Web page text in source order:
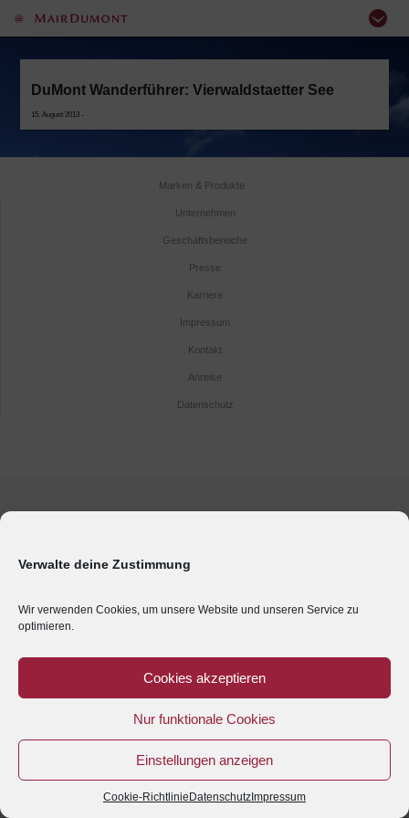
Verwalte deine Zustimmung
Wir verwenden Cookies, um unsere Website und unseren Service zu
optimieren.
Cookies akzeptieren
Nur funktionale Cookies
Einstellungen anzeigen
Cookie-Richtlinie Datenschutz Impressum
DuMont Wanderführer: Vierwaldstaetter See
15. August 2013 -
Marken & Produkte
Unternehmen
Geschäftsbereiche
Presse
Karriere
Impressum
Kontakt
Anreise
Datenschutz